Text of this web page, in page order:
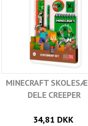
MINECRAFT
DELE CREEPER
34,81 DKK